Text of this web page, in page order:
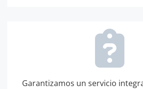
Garantizamos un servicio